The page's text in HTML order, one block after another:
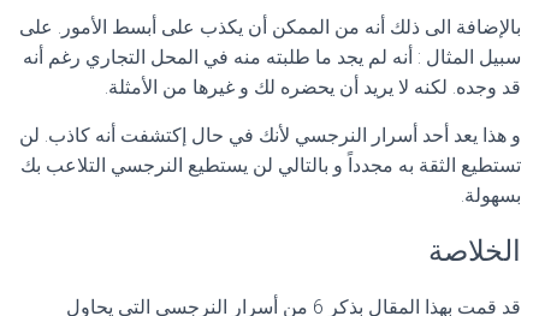
بالإضافة الى ذلك أنه من الممكن أن يكذب على أبسط الأمور. على
سبيل المثال : أنه لم يجد ما طلبته منه في المحل التجاري رغم أنه
قد وجده. لكنه لا يريد أن يحضره لك و غيرها من الأمثلة.
و هذا يعد أحد أسرار النرجسي لأنك في حال إكتشفت أنه كاذب. لن
تستطيع الثقة به مجدداً و بالتالي لن يستطيع النرجسي التلاعب بك
بسهولة.
الخلاصة
قد قمت بهذا المقال بذكر 6 من أسرار النرجسي التي يحاول